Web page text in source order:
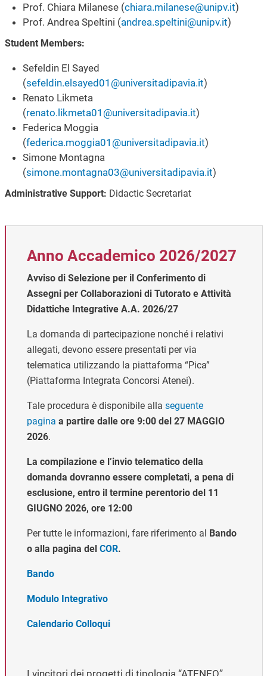
Prof. Chiara Milanese (chiara.milanese@unipv.it)
Prof. Andrea Speltini (andrea.speltini@unipv.it)
Student Members:
Sefeldin El Sayed
(sefeldin.elsayed01@universitadipavia.it)
Renato Likmeta
(renato.likmeta01@universitadipavia.it)
Federica Moggia
(federica.moggia01@universitadipavia.it)
Simone Montagna
(simone.montagna03@universitadipavia.it)
Administrative Support: Didactic Secretariat
Anno Accademico 2026/2027
Avviso di Selezione per il Conferimento di
Assegni per Collaborazioni di Tutorato e Attività
Didattiche Integrative A.A. 2026/27
La domanda di partecipazione nonché i relativi
allegati, devono essere presentati per via
telematica utilizzando la piattaforma “Pica”
(Piattaforma Integrata Concorsi Atenei).
Tale procedura è disponibile alla seguente
pagina a partire dalle ore 9:00 del 27 MAGGIO
2026.
La compilazione e l’invio telematico della
domanda dovranno essere completati, a pena di
esclusione, entro il termine perentorio del 11
GIUGNO 2026, ore 12:00
Per tutte le informazioni, fare riferimento al Bando
o alla pagina del COR.
Bando
Modulo Integrativo
Calendario Colloqui